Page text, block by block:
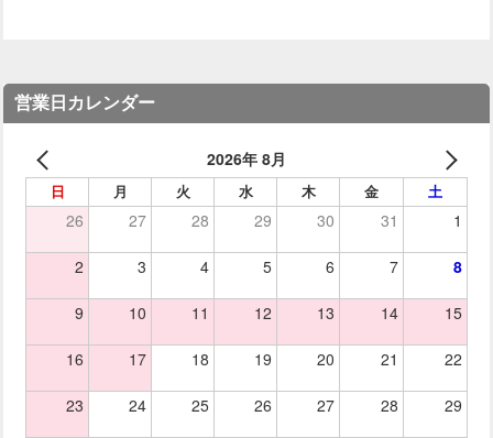
営業日カレンダー
2026年 8月
日 月 火 水 木 金 土
26 27 28 29 30 31 1
2 3 4 5 6 7 8
9 10 11 12 13 14 15
16 17 18 19 20 21 22
23 24 25 26 27 28 29